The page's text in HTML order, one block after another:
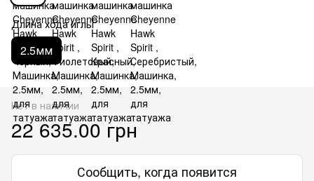
Длина хода иглы
2.5мм
Нет в наличии
22 635.00 грн
Сообщить, когда появится